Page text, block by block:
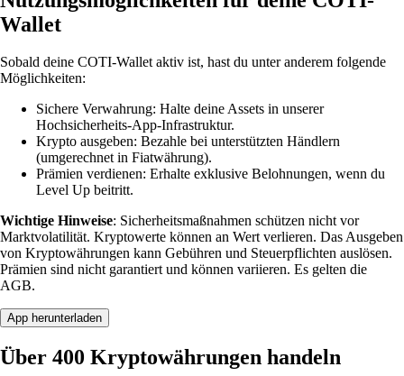
Wallet
Sobald deine COTI-Wallet aktiv ist, hast du unter anderem folgende
Möglichkeiten:
Sichere Verwahrung: Halte deine Assets in unserer
Hochsicherheits-App-Infrastruktur.
Krypto ausgeben: Bezahle bei unterstützten Händlern
(umgerechnet in Fiatwährung).
Prämien verdienen: Erhalte exklusive Belohnungen, wenn du
Level Up beitritt.
Wichtige Hinweise: Sicherheitsmaßnahmen schützen nicht vor
Marktvolatilität. Kryptowerte können an Wert verlieren. Das Ausgeben
von Kryptowährungen kann Gebühren und Steuerpflichten auslösen.
Prämien sind nicht garantiert und können variieren. Es gelten die
AGB.
App herunterladen
Über 400 Kryptowährungen handeln